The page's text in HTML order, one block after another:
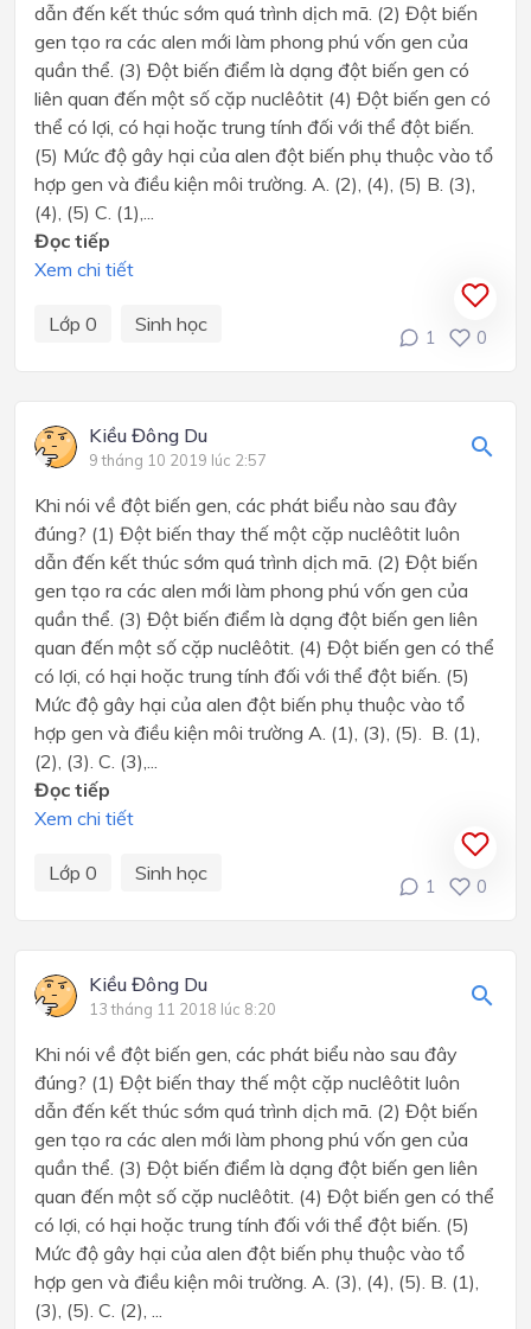
dẫn đến kết thúc sớm quá trình dịch mã. (2) Đột biến
gen tạo ra các alen mới làm phong phú vốn gen của
quần thể. (3) Đột biến điểm là dạng đột biến gen có
liên quan đến một số cặp nuclêôtit (4) Đột biến gen có
thể có lợi, có hại hoặc trung tính đối với thể đột biến.
(5) Mức độ gây hại của alen đột biến phụ thuộc vào tổ
hợp gen và điều kiện môi trường. A. (2), (4), (5) B. (3),
(4), (5) C. (1),...
Đọc tiếp
Xem chi tiết
Lớp 0 Sinh học
1 0
Kiều Đông Du
9 tháng 10 2019 lúc 2:57
Khi nói về đột biến gen, các phát biểu nào sau đây
đúng? (1) Đột biến thay thế một cặp nuclêôtit luôn
dẫn đến kết thúc sớm quá trình dịch mã. (2) Đột biến
gen tạo ra các alen mới làm phong phú vốn gen của
quần thể. (3) Đột biến điểm là dạng đột biến gen liên
quan đến một số cặp nuclêôtit. (4) Đột biến gen có thể
có lợi, có hại hoặc trung tính đối với thể đột biến. (5)
Mức độ gây hại của alen đột biến phụ thuộc vào tổ
hợp gen và điều kiện môi trường A. (1), (3), (5). B. (1),
(2), (3). C. (3),...
Đọc tiếp
Xem chi tiết
Lớp 0 Sinh học
1 0
Kiều Đông Du
13 tháng 11 2018 lúc 8:20
Khi nói về đột biến gen, các phát biểu nào sau đây
đúng? (1) Đột biến thay thế một cặp nuclêôtit luôn
dẫn đến kết thúc sớm quá trình dịch mã. (2) Đột biến
gen tạo ra các alen mới làm phong phú vốn gen của
quần thể. (3) Đột biến điểm là dạng đột biến gen liên
quan đến một số cặp nuclêôtit. (4) Đột biến gen có thể
có lợi, có hại hoặc trung tính đối với thể đột biến. (5)
Mức độ gây hại của alen đột biến phụ thuộc vào tổ
hợp gen và điều kiện môi trường. A. (3), (4), (5). B. (1),
(3), (5). C. (2), ...